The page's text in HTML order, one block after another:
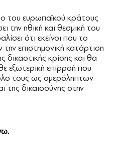
του ευρωπαϊκού κράτους
την ηθική και θεσμική του
ότι εκείνοι που το
επιστημονική κατάρτιση
δικαστικής κρίσης και θα
εξωτερική επιρροή που
τους ως αμερόληπτων
της δικαιοσύνης στην